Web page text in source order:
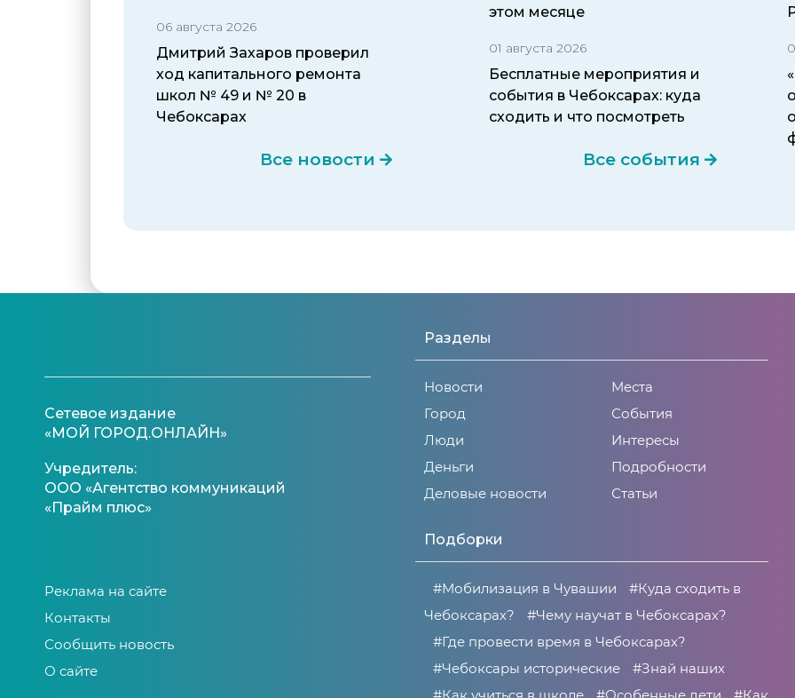
06 августа 2026
Дмитрий Захаров проверил
ход капитального ремонта
школ № 49 и № 20 в
Чебоксарах
Все новости
этом месяце
01 августа 2026
Бесплатные мероприятия и
события в Чебоксарах: куда
сходить и что посмотреть
Все события
Сетевое издание
«МОЙ ГОРОД.ОНЛАЙН»
Учредитель:
ООО «Агентство коммуникаций
«Прайм плюс»
Реклама на сайте
Контакты
Сообщить новость
О сайте
Разделы
Новости
Город
Люди
Деньги
Деловые новости
Места
События
Интересы
Подробности
Статьи
Подборки
#Мобилизация в Чувашии
#Куда сходить в
Чебоксарах?
#Чему научат в Чебоксарах?
#Где провести время в Чебоксарах?
#Чебоксары исторические
#Знай наших